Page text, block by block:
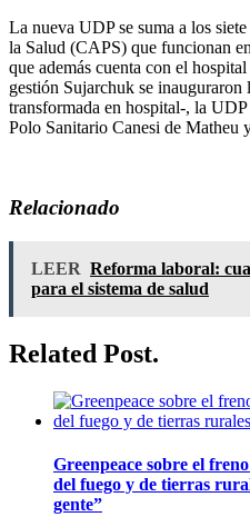
La nueva UDP se suma a los
la Salud (CAPS) que funcionan
que además cuenta con el
gestión Sujarchuk se
transformada en hospital-, la
Polo Sanitario Canesi de
Relacionado
LEER Reforma laboral:
para el sistema de salud
Related Post.
Greenpeace sobre el
del fuego y de tierras
gente”